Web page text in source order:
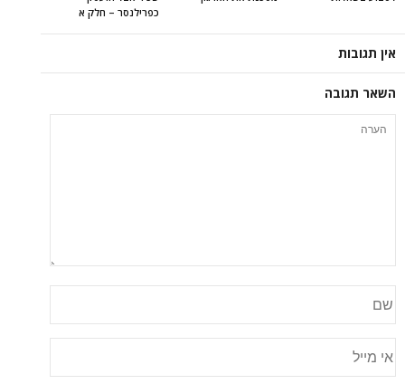
כפרילנסר – חלק א
אין תגובות
השאר תגובה